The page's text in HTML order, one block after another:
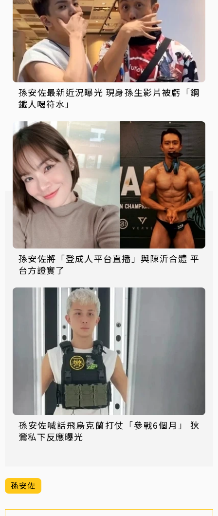
孫安佐最新近況曝光 現身孫生影片被虧「鋼
鐵人喝符水」
孫安佐將「登成人平台直播」與陳沂合體 平
台方證實了
孫安佐喊話飛烏克蘭打仗「參戰6個月」 狄
鶯私下反應曝光
孫安佐